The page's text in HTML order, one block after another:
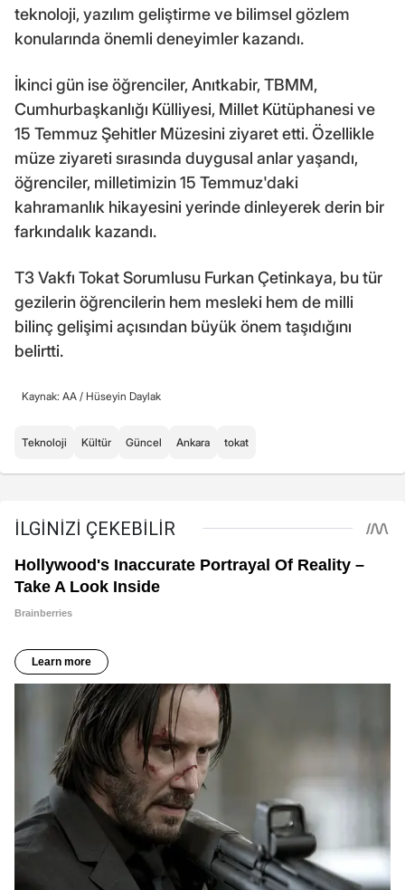
teknoloji, yazılım geliştirme ve bilimsel gözlem
konularında önemli deneyimler kazandı.
İkinci gün ise öğrenciler, Anıtkabir, TBMM,
Cumhurbaşkanlığı Külliyesi, Millet Kütüphanesi ve
15 Temmuz Şehitler Müzesini ziyaret etti. Özellikle
müze ziyareti sırasında duygusal anlar yaşandı,
öğrenciler, milletimizin 15 Temmuz'daki
kahramanlık hikayesini yerinde dinleyerek derin bir
farkındalık kazandı.
T3 Vakfı Tokat Sorumlusu Furkan Çetinkaya, bu tür
gezilerin öğrencilerin hem mesleki hem de milli
bilinç gelişimi açısından büyük önem taşıdığını
belirtti.
Kaynak: AA / Hüseyin Daylak
Teknoloji Kültür Güncel Ankara tokat